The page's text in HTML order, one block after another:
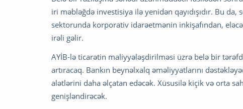
iri məbləğdə investisiya ilə yenidən qayıdışıdır. Bu
sektorunda korporativ idarəetmənin inkişafından,
irəli gəlir.
AYİB-lə ticarətin maliyyələşdirilməsi üzrə belə bir
artıracaq. Bankın beynəlxalq əməliyyatlarını
alətlərini daha əlçatan edəcək. Xüsusilə kiçik və orta
genişləndirəcək.